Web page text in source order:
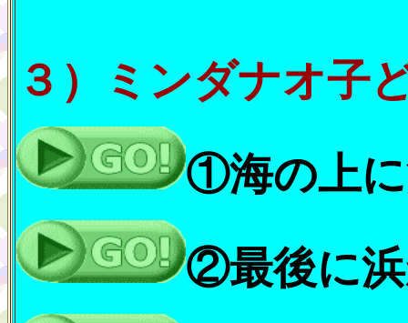
３）
ミンダナオ子
①海の上に
②最後に浜